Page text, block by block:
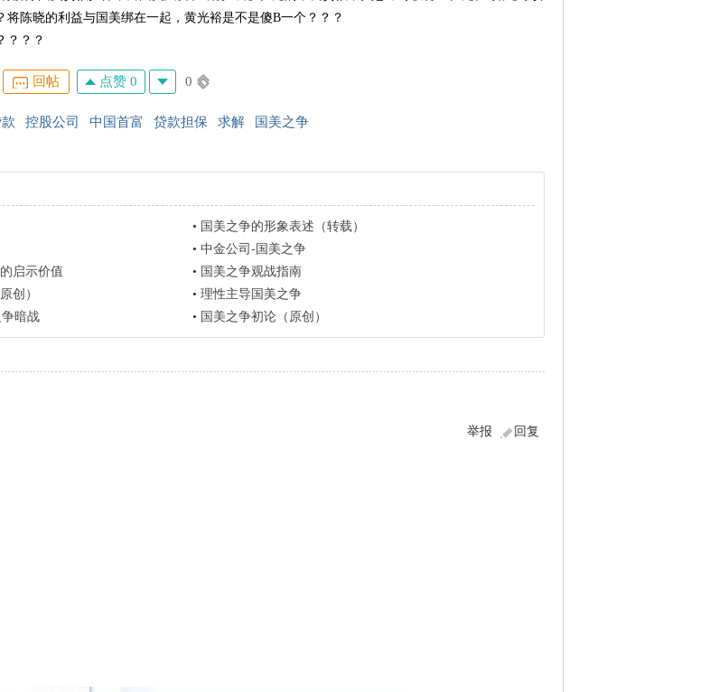
将陈晓的利益与国美绑在一起，黄光裕是不是傻B一个？？？
？？？
回帖 点赞 0 0
控股公司 中国首富 贷款担保 求解 国美之争
• 国美之争的形象表述（转载）
• 中金公司-国美之争
启示价值 • 国美之争观战指南
创） • 理性主导国美之争
暗战 • 国美之争初论（原创）
回复
举报